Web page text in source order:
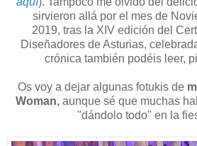
sirvieron allá por el mes de
2019, tras la XIV edición del
Diseñadores de Asturias,
crónica también podéis leer,
Os voy a dejar algunas fotukis de
Woman, aunque sé que muchas
"dándolo todo" en la